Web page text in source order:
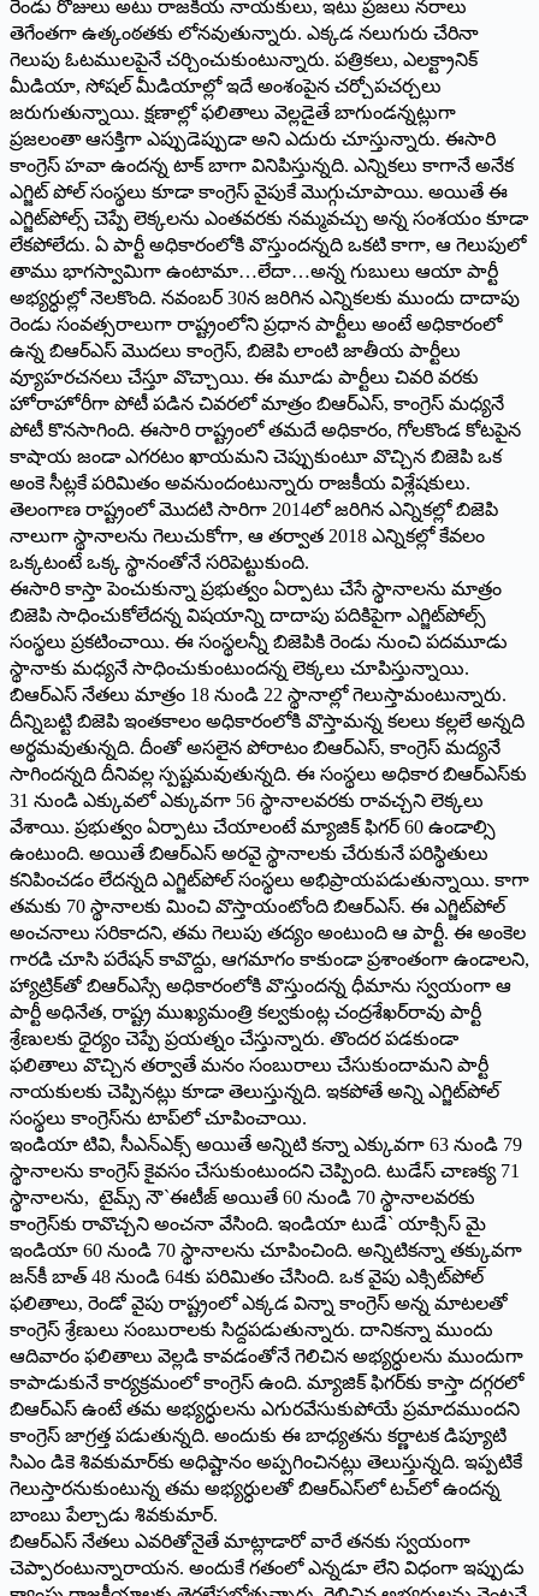
రెండు రోజులు అటు రాజకీయ నాయకులు, ఇటు ప్రజలు నరాలు
తెగేంతగా ఉత్కంఠతకు లోనవుతున్నారు. ఎక్కడ నలుగురు చేరినా
గెలుపు ఓటములపైనే చర్చించుకుంటున్నారు. పత్రికలు, ఎలక్ట్రానిక్‌
మీడియా, సోషల్‌ మీడియాల్లో ఇదే అంశంపైన చర్చోపచర్చలు
జరుగుతున్నాయి. క్షణాల్లో ఫలితాలు వెల్లడైతే బాగుండన్నట్లుగా
ప్రజలంతా ఆసక్తిగా ఎప్పుడెప్పుడా అని ఎదురు చూస్తున్నారు. ఈసారి
కాంగ్రెస్‌ హవా ఉందన్న టాక్‌ బాగా వినిపిస్తున్నది. ఎన్నికలు కాగానే అనేక
ఎగ్జిట్‌ పోల్‌ సంస్థలు కూడా కాంగ్రెస్‌ వైపుకే మొగ్గుచూపాయి. అయితే ఈ
ఎగ్జిట్‌పోల్స్‌ చెప్పే లెక్కలను ఎంతవరకు నమ్మవచ్చు అన్న సంశయం కూడా
లేకపోలేదు. ఏ పార్టీ అధికారంలోకి వొస్తుందన్నది ఒకటి కాగా, ఆ గెలుపులో
తాము భాగస్వామిగా ఉంటామా…లేదా…అన్న గుబులు ఆయా పార్టీ
అభ్యర్ధుల్లో నెలకొంది. నవంబర్‌ 30న జరిగిన ఎన్నికలకు ముందు దాదాపు
రెండు సంవత్సరాలుగా రాష్ట్రంలోని ప్రధాన పార్టీలు అంటే అధికారంలో
ఉన్న బిఆర్‌ఎస్‌ మొదలు కాంగ్రెస్‌, బిజెపి లాంటి జాతీయ పార్టీలు
వ్యూహరచనలు చేస్తూ వొచ్చాయి. ఈ మూడు పార్టీలు చివరి వరకు
హోరాహోరీగా పోటీ పడిన చివరలో మాత్రం బిఆర్‌ఎస్‌, కాంగ్రెస్‌ మధ్యనే
పోటీ కొనసాగింది. ఈసారి రాష్ట్రంలో తమదే అధికారం, గోలకొండ కోటపైన
కాషాయ జండా ఎగరటం ఖాయమని చెప్పుకుంటూ వొచ్చిన బిజెపి ఒక
అంకె సీట్లకే పరిమితం అవనుందంటున్నారు రాజకీయ విశ్లేషకులు.
తెలంగాణ రాష్ట్రంలో మొదటి సారిగా 2014లో జరిగిన ఎన్నికల్లో బిజెపి
నాలుగా స్థానాలను గెలుచుకోగా, ఆ తర్వాత 2018 ఎన్నికల్లో కేవలం
ఒక్కటంటే ఒక్క స్థానంతోనే సరిపెట్టుకుంది.
ఈసారి కాస్తా పెంచుకున్నా ప్రభుత్వం ఏర్పాటు చేసే స్థానాలను మాత్రం
బిజెపి సాధించుకోలేదన్న విషయాన్ని దాదాపు పదికిపైగా ఎగ్జిట్‌పోల్స్‌
సంస్థలు ప్రకటించాయి. ఈ సంస్థలన్నీ బిజెపికి రెండు నుంచి పదమూడు
స్థానాకు మధ్యనే సాధించుకుంటుందన్న లెక్కలు చూపిస్తున్నాయి.
బిఆర్‌ఎస్‌ నేతలు మాత్రం 18 నుండి 22 స్థానాల్లో గెలుస్తామంటున్నారు.
దీన్నిబట్టి బిజెపి ఇంతకాలం అధికారంలోకి వొస్తామన్న కలలు కల్లలే అన్నది
అర్థమవుతున్నది. దీంతో అసలైన పోరాటం బిఆర్‌ఎస్‌, కాంగ్రెస్‌ మద్యనే
సాగిందన్నది దీనివల్ల స్పష్టమవుతున్నది. ఈ సంస్థలు అధికార బిఆర్‌ఎస్‌కు
31 నుండి ఎక్కువలో ఎక్కువగా 56 స్థానాలవరకు రావచ్చని లెక్కలు
వేశాయి. ప్రభుత్వం ఏర్పాటు చేయాలంటే మ్యాజిక్‌ ఫిగర్‌ 60 ఉండాల్సి
ఉంటుంది. అయితే బిఆర్‌ఎస్‌ అరవై స్థానాలకు చేరుకునే పరిస్థితులు
కనిపించడం లేదన్నది ఎగ్జిట్‌పోల్‌ సంస్థలు అభిప్రాయపడుతున్నాయి. కాగా
తమకు 70 స్థానాలకు మించి వొస్తాయంటోంది బిఆర్‌ఎస్‌. ఈ ఎగ్జిట్‌పోల్‌
అంచనాలు సరికాదని, తమ గెలుపు తద్యం అంటుంది ఆ పార్టీ. ఈ అంకెల
గారడి చూసి పరేషన్‌ కావొద్దు, ఆగమాగం కాకుండా ప్రశాంతంగా ఉండాలని,
హ్యాట్రిక్‌తో బిఆర్‌ఎస్సే అధికారంలోకి వొస్తుందన్న ధీమాను స్వయంగా ఆ
పార్టీ అధినేత, రాష్ట్ర ముఖ్యమంత్రి కల్వకుంట్ల చంద్రశేఖర్‌రావు పార్టీ
శ్రేణులకు ధైర్యం చెప్పే ప్రయత్నం చేస్తున్నారు. తొందర పడకుండా
ఫలితాలు వొచ్చిన తర్వాతే మనం సంబురాలు చేసుకుందామని పార్టీ
నాయకులకు చెప్పినట్లు కూడా తెలుస్తున్నది. ఇకపోతే అన్ని ఎగ్జిట్‌పోల్‌
సంస్థలు కాంగ్రెస్‌ను టాప్‌లో చూపించాయి.
ఇండియా టివి, సీఎన్‌ఎక్స్‌ అయితే అన్నిటి కన్నా ఎక్కువగా 63 నుండి 79
స్థానాలను కాంగ్రెస్‌ కైవసం చేసుకుంటుందని చెప్పింది. టుడేస్‌ చాణక్య 71
స్థానాలను, టైమ్స్‌ నౌ`ఈటీజ్‌ అయితే 60 నుండి 70 స్థానాలవరకు
కాంగ్రెస్‌కు రావొచ్చని అంచనా వేసింది. ఇండియా టుడే` యాక్సిస్‌ మై
ఇండియా 60 నుండి 70 స్థానాలను చూపించింది. అన్నిటికన్నా తక్కువగా
జన్‌కీ బాత్‌ 48 నుండి 64కు పరిమితం చేసింది. ఒక వైపు ఎక్సిట్‌పోల్‌
ఫలితాలు, రెండో వైపు రాష్ట్రంలో ఎక్కడ విన్నా కాంగ్రెస్‌ అన్న మాటలతో
కాంగ్రెస్‌ శ్రేణులు సంబురాలకు సిద్దపడుతున్నారు. దానికన్నా ముందు
ఆదివారం ఫలితాలు వెల్లడి కావడంతోనే గెలిచిన అభ్యర్ధులను ముందుగా
కాపాడుకునే కార్యక్రమంలో కాంగ్రెస్‌ ఉంది. మ్యాజిక్‌ ఫిగర్‌కు కాస్తా దగ్గరలో
బిఆర్‌ఎస్‌ ఉంటే తమ అభ్యర్ధులను ఎగురవేసుకుపోయే ప్రమాదముందని
కాంగ్రెస్‌ జాగ్రత్త పడుతున్నది. అందుకు ఈ బాధ్యతను కర్ణాటక డిప్యూటి
సిఎం డికె శివకుమార్‌కు అధిష్టానం అప్పగించినట్లు తెలుస్తున్నది. ఇప్పటికే
గెలుస్తారనుకుంటున్న తమ అభ్యర్ధులతో బిఆర్‌ఎస్‌లో టచ్‌లో ఉందన్న
బాంబు పేల్చాడు శివకుమార్‌.
బిఆర్‌ఎస్‌ నేతలు ఎవరితోనైతే మాట్లాడారో వారే తనకు స్వయంగా
చెప్పారంటున్నారాయన. అందుకే గతంలో ఎన్నడూ లేని విధంగా ఇప్పుడు